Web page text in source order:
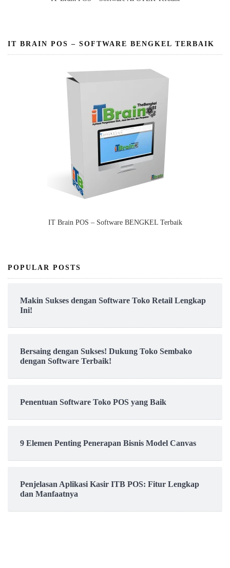
IT BRAIN POS – SOFTWARE BENGKEL TERBAIK
IT Brain POS – Software BENGKEL Terbaik
POPULAR POSTS
Makin Sukses dengan Software Toko Retail Lengkap
Ini!
Bersaing dengan Sukses! Dukung Toko Sembako
dengan Software Terbaik!
Penentuan Software Toko POS yang Baik
9 Elemen Penting Penerapan Bisnis Model Canvas
Penjelasan Aplikasi Kasir ITB POS: Fitur Lengkap
dan Manfaatnya